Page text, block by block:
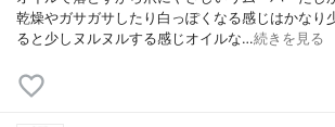
乾燥やガサガサしたり白っぽくなる感じはかなり
ると少しヌルヌルする感じオイルな…続きを見る